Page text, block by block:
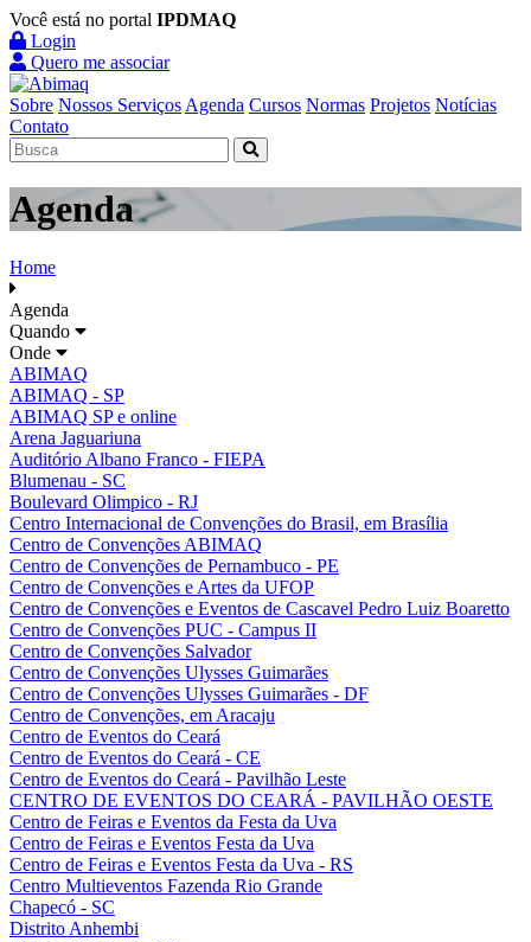
Você está no portal IPDMAQ
Login
Quero me associar
Sobre Nossos Serviços Agenda Cursos Normas Projetos Notícias
Contato
Agenda
Home
Agenda
Quando
Onde
ABIMAQ
ABIMAQ - SP
ABIMAQ SP e online
Arena Jaguariuna
Auditório Albano Franco - FIEPA
Blumenau - SC
Boulevard Olimpico - RJ
Centro Internacional de Convenções do Brasil, em Brasília
Centro de Convenções ABIMAQ
Centro de Convenções de Pernambuco - PE
Centro de Convenções e Artes da UFOP
Centro de Convenções e Eventos de Cascavel Pedro Luiz Boaretto
Centro de Convenções PUC - Campus II
Centro de Convenções Salvador
Centro de Convenções Ulysses Guimarães
Centro de Convenções Ulysses Guimarães - DF
Centro de Convenções, em Aracaju
Centro de Eventos do Ceará
Centro de Eventos do Ceará - CE
Centro de Eventos do Ceará - Pavilhão Leste
CENTRO DE EVENTOS DO CEARÁ - PAVILHÃO OESTE
Centro de Feiras e Eventos da Festa da Uva
Centro de Feiras e Eventos Festa da Uva
Centro de Feiras e Eventos Festa da Uva - RS
Centro Multieventos Fazenda Rio Grande
Chapecó - SC
Distrito Anhembi